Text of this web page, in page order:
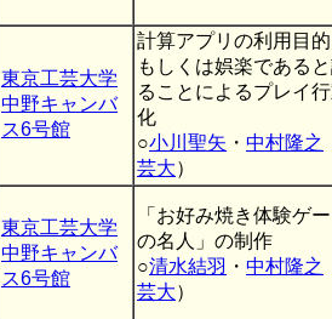
東京工芸大学
中野キャンバ
ス6号館
計算アプリの利用目
もしくは娯楽である
ることによるプレイ
化
○小川聖矢 ・ 中村隆之
芸大）
東京工芸大学
中野キャンバ
ス6号館
「お好み焼き体験ゲ
の名人」の制作
○清水結羽 ・ 中村隆之
芸大）